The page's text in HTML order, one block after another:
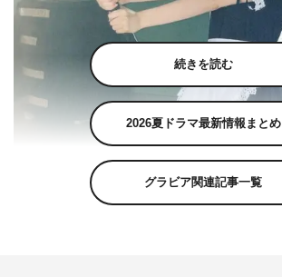
続きを読む
2026夏ドラマ最新情報まとめ
グラビア関連記事一覧